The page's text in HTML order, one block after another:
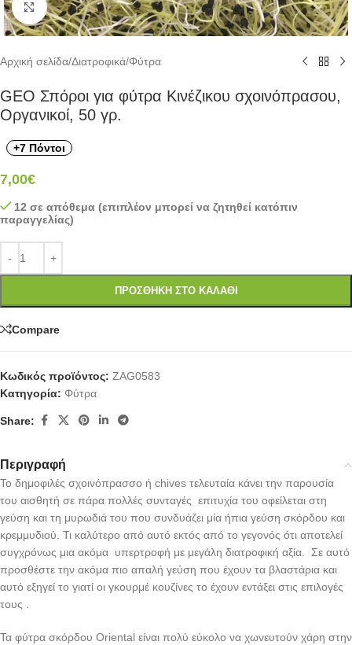
Click to enlarge
Αρχική σελίδα/Διατροφικά/Φύτρα
GEO Σπόροι για φύτρα Κινέζικου σχοινόπρασου,
Οργανικοί, 50 γρ.
+7 Πόντοι
7,00€
12 σε απόθεμα (επιπλέον μπορεί να ζητηθεί κατόπιν
παραγγελίας)
ΠΡΟΣΘΉΚΗ ΣΤΟ ΚΑΛΆΘΙ
Compare
Κωδικός προϊόντος: ZAG0583
Κατηγορία: Φύτρα
Share:
Περιγραφή
Το δημοφιλές σχοινόπρασσο ή chives τελευταία κάνει την παρουσία
του αισθητή σε πάρα πολλές συνταγές επιτυχία του οφείλεται στη
γεύση και τη μυρωδιά του που συνδυάζει μία ήπια γεύση σκόρδου και
κρεμμυδιού. Τι καλύτερο από αυτό εκτός από το γεγονός ότι αποτελεί
συγχρόνως μια ακόμα υπερτροφή με μεγάλη διατροφική αξία. Σε αυτό
προσθέστε την ακόμα πιο απαλή γεύση που έχουν τα βλαστάρια και
αυτό εξηγεί το γιατί οι γκουρμέ κουζίνες το έχουν εντάξει στις επιλογές
τους .
Τα φύτρα σκόρδου Oriental είναι πολύ εύκολο να χωνευτούν χάρη στην